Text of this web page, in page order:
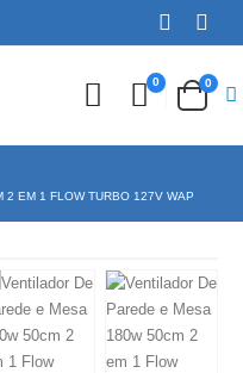
0 0
2 EM 1 FLOW TURBO 127V WAP